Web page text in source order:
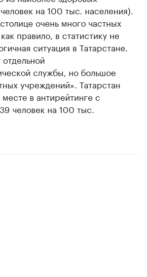
на 100 тыс. населения).
очень много частных
правило, в статистику не
ситуация в Татарстане.
службы, но большое
учреждений». Татарстан
месте в антирейтинге с
человек на 100 тыс.